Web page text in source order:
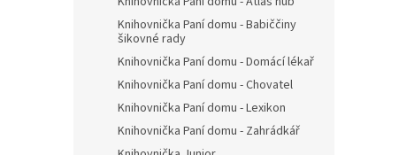
Knihovnička Paní domu - Babiččiny
šikovné rady
Knihovnička Paní domu - Domácí lékař
Knihovnička Paní domu - Chovatel
Knihovnička Paní domu - Lexikon
Knihovnička Paní domu - Zahrádkář